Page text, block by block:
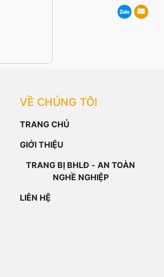
VỀ CHÚNG TÔI
TRANG CHỦ
GIỚI THIỆU
TRANG BỊ BHLĐ - AN TOÀN
NGHỀ NGHIỆP
LIÊN HỆ